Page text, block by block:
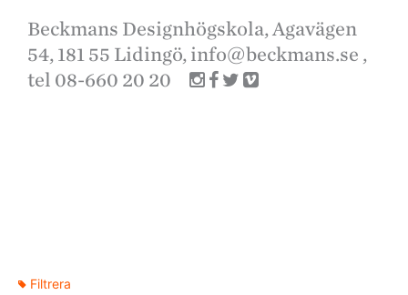
Beckmans Designhögskola, Agavägen
54, 181 55 Lidingö, info@beckmans.se ,
tel 08-660 20 20
Filtrera